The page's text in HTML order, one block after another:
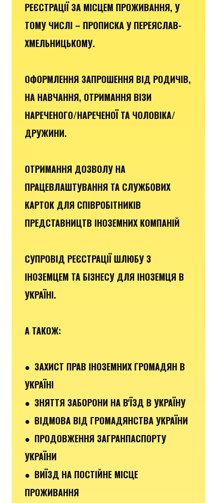
РЕЄСТРАЦІЇ ЗА МІСЦЕМ ПРОЖИВАННЯ, У
ТОМУ ЧИСЛІ – ПРОПИСКА У ПЕРЕЯСЛАВ-
ХМЕЛЬНИЦЬКОМУ.
ОФОРМЛЕННЯ ЗАПРОШЕННЯ ВІД РОДИЧІВ,
НА НАВЧАННЯ, ОТРИМАННЯ ВІЗИ
НАРЕЧЕНОГО/НАРЕЧЕНОЇ ТА ЧОЛОВІКА/
ДРУЖИНИ.
ОТРИМАННЯ ДОЗВОЛУ НА
ПРАЦЕВЛАШТУВАННЯ ТА СЛУЖБОВИХ
КАРТОК ДЛЯ СПІВРОБІТНИКІВ
ПРЕДСТАВНИЦТВ ІНОЗЕМНИХ КОМПАНІЙ
СУПРОВІД РЕЄСТРАЦІЇ ШЛЮБУ З
ІНОЗЕМЦЕМ ТА БІЗНЕСУ ДЛЯ ІНОЗЕМЦЯ В
УКРАЇНІ.
А ТАКОЖ:
● ЗАХИСТ ПРАВ ІНОЗЕМНИХ ГРОМАДЯН В
УКРАЇНІ
● ЗНЯТТЯ ЗАБОРОНИ НА В'ЇЗД В УКРАЇНУ
● ВІДМОВА ВІД ГРОМАДЯНСТВА УКРАЇНИ
● ПРОДОВЖЕННЯ ЗАГРАНПАСПОРТУ
УКРАЇНИ
● ВИЇЗД НА ПОСТІЙНЕ МІСЦЕ
ПРОЖИВАННЯ